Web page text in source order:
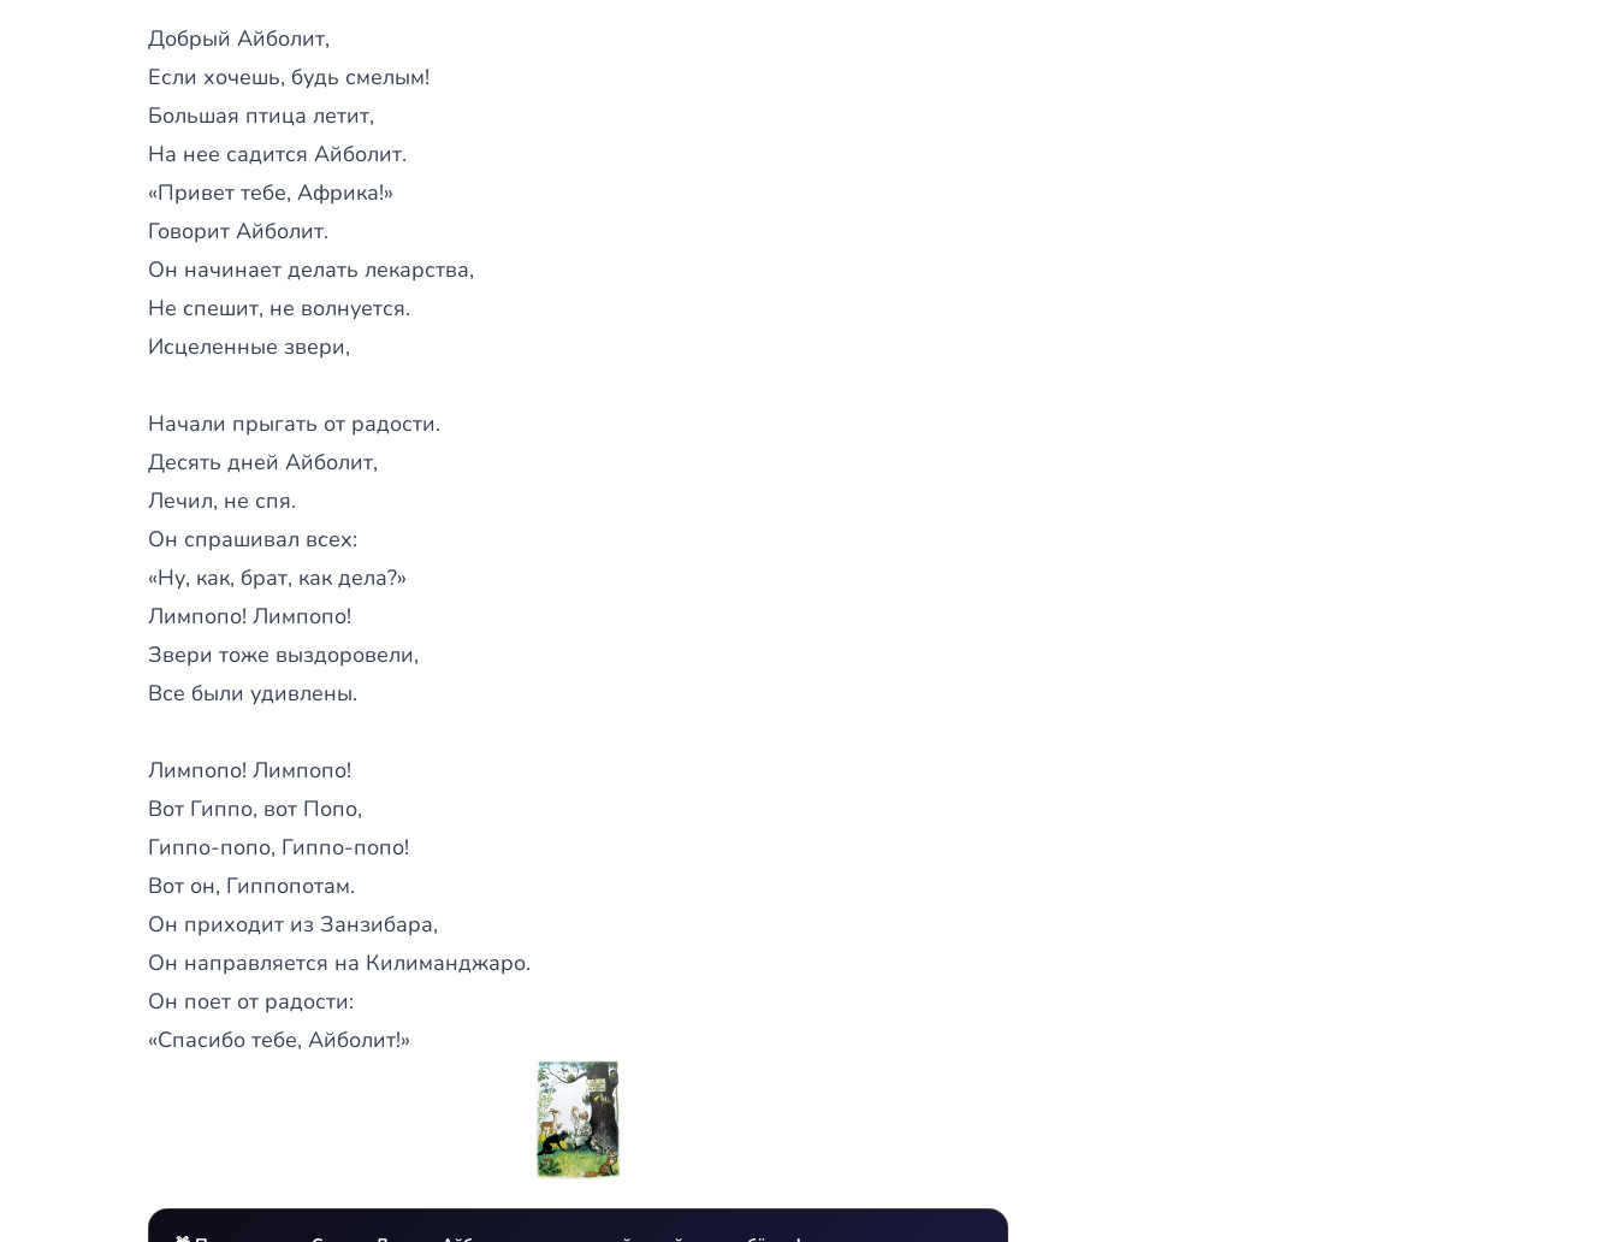
Добрый Айболит,
Если хочешь, будь смелым!
Большая птица летит,
На нее садится Айболит.
«Привет тебе, Африка!»
Говорит Айболит.
Он начинает делать лекарства,
Не спешит, не волнуется.
Исцеленные звери,
Начали прыгать от радости.
Десять дней Айболит,
Лечил, не спя.
Он спрашивал всех:
«Ну, как, брат, как дела?»
Лимпопо! Лимпопо!
Звери тоже выздоровели,
Все были удивлены.
Лимпопо! Лимпопо!
Вот Гиппо, вот Попо,
Гиппо-попо, Гиппо-попо!
Вот он, Гиппопотам.
Он приходит из Занзибара,
Он направляется на Килиманджаро.
Он поет от радости:
«Спасибо тебе, Айболит!»